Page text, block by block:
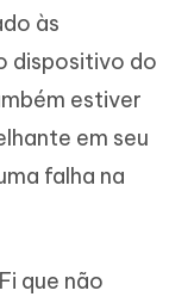
às
dispositivo do
estiver
em seu
falha na
que não